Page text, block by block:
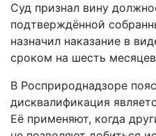
Суд признал вину
подтверждённой
назначил наказание в
сроком на шесть
В Росприроднадзоре
дисквалификация
Её применяют, когда